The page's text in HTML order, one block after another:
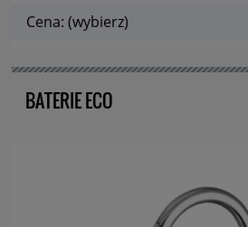
Cena: (wybierz)
BATERIE ECO